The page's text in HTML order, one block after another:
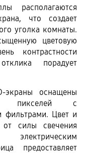
располагаются
что создает
уголка комнаты.
цветовую
контрастности
порадует
экраны оснащены
пикселей с
фильтрами. Цвет и
от силы свечения
предоставляет